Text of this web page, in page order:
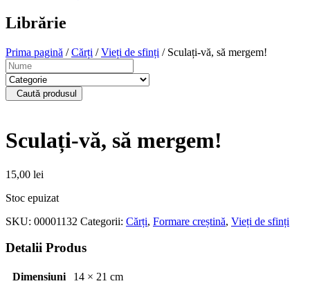
Librărie
Prima pagină /Cărți /Vieți de sfinți / Sculați-vă, să mergem!
Caută produsul
Sculați-vă, să mergem!
15,00 lei
Stoc epuizat
SKU: 00001132 Categorii: Cărți, Formare creștină, Vieți de sfinți
Detalii Produs
Dimensiuni 14 × 21 cm